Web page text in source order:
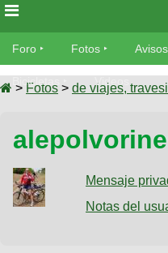
Foro
Foro
MecÃ¡nica
Fotos
SUBÃ
Galeria
Avisos
Ventas
SUBÃ
BicicleterÃ­
Foro Fotos
Bicicletas Videos
> Fotos > de viajes,
Mensaje
Notas del